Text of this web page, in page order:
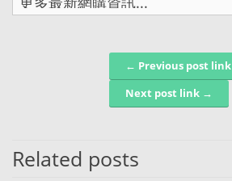
Post navigation← Previous post link
Next post link →
Related posts